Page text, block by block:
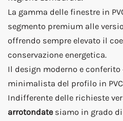
La gamma delle finestre in
segmento premium alle
offrendo sempre elevato il
conservazione energetica.
Il design moderno e
minimalista del profilo in
Indifferente delle richieste
arrotondate siamo in grado